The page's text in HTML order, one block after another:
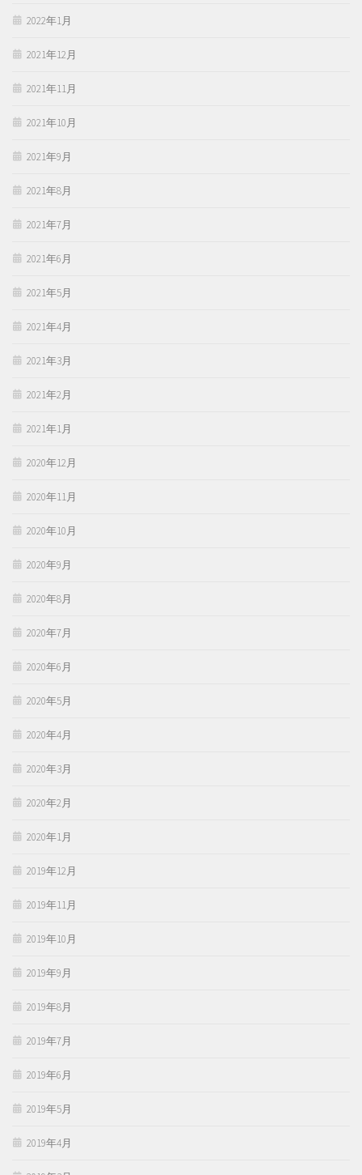
2022年1月
2021年12月
2021年11月
2021年10月
2021年9月
2021年8月
2021年7月
2021年6月
2021年5月
2021年4月
2021年3月
2021年2月
2021年1月
2020年12月
2020年11月
2020年10月
2020年9月
2020年8月
2020年7月
2020年6月
2020年5月
2020年4月
2020年3月
2020年2月
2020年1月
2019年12月
2019年11月
2019年10月
2019年9月
2019年8月
2019年7月
2019年6月
2019年5月
2019年4月